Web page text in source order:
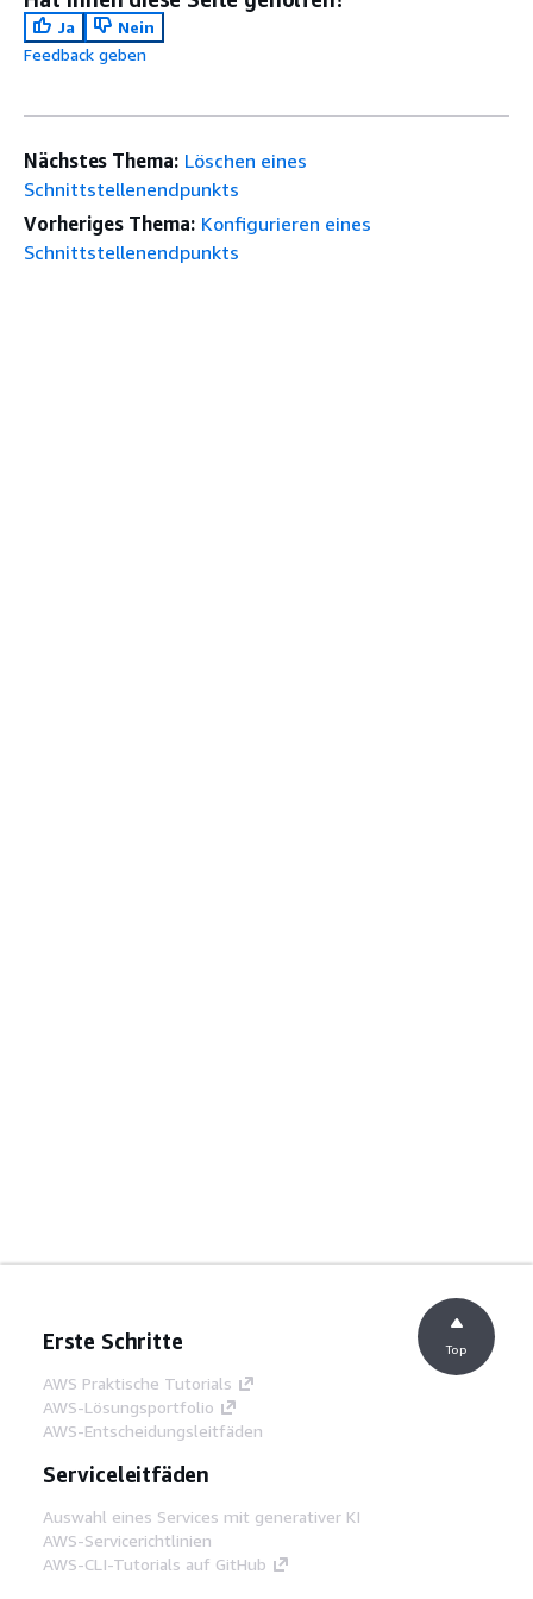
Ja
Nein
Feedback geben
Nächstes Thema: Löschen eines
Schnittstellenendpunkts
Vorheriges Thema: Konfigurieren eines
Schnittstellenendpunkts
Erste Schritte
AWS Praktische Tutorials
AWS-Lösungsportfolio
AWS-Entscheidungsleitfäden
Serviceleitfäden
Auswahl eines Services mit generativer KI
AWS-Servicerichtlinien
AWS-CLI-Tutorials auf GitHub
Top